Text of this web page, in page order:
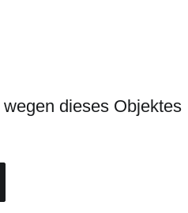
wegen dieses Objektes